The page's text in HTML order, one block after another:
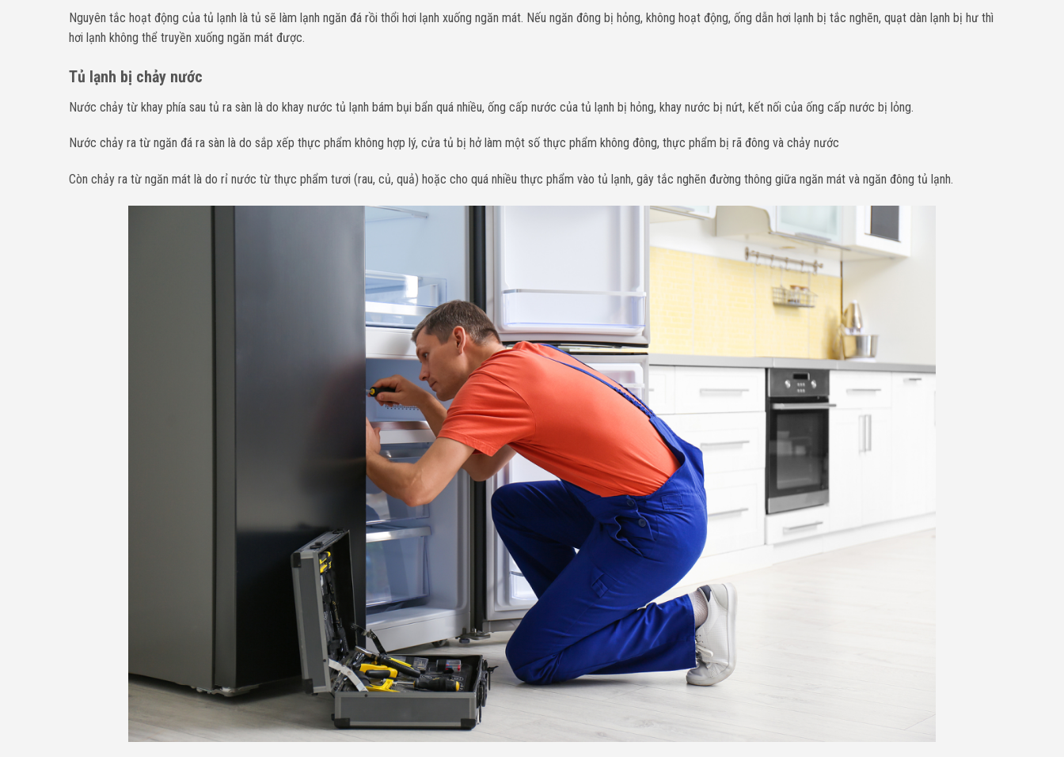
Nguyên tắc hoạt động của tủ lạnh là tủ sẽ làm lạnh ngăn đá rồi thổi hơi lạnh xuống ngăn mát. Nếu ngăn đông bị hỏng, không hoạt động, ống dẫn hơi lạnh bị tắc nghẽn, quạt dàn lạnh bị hư thì
hơi lạnh không thể truyền xuống ngăn mát được.
Tủ lạnh bị chảy nước
Nước chảy từ khay phía sau tủ ra sàn là do khay nước tủ lạnh bám bụi bẩn quá nhiều, ống cấp nước của tủ lạnh bị hỏng, khay nước bị nứt, kết nối của ống cấp nước bị lỏng.
Nước chảy ra từ ngăn đá ra sàn là do sắp xếp thực phẩm không hợp lý, cửa tủ bị hở làm một số thực phẩm không đông, thực phẩm bị rã đông và chảy nước
Còn chảy ra từ ngăn mát là do rỉ nước từ thực phẩm tươi (rau, củ, quả) hoặc cho quá nhiều thực phẩm vào tủ lạnh, gây tắc nghẽn đường thông giữa ngăn mát và ngăn đông tủ lạnh.